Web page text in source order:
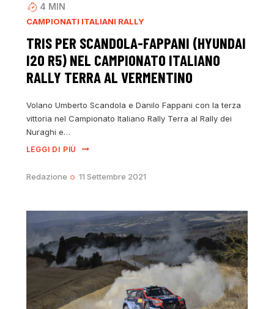
4 MIN
CAMPIONATI ITALIANI RALLY
TRIS PER SCANDOLA-FAPPANI (HYUNDAI
I20 R5) NEL CAMPIONATO ITALIANO
RALLY TERRA AL VERMENTINO
Volano Umberto Scandola e Danilo Fappani con la terza
vittoria nel Campionato Italiano Rally Terra al Rally dei
Nuraghi e…
LEGGI DI PIÙ
Redazione 11 Settembre 2021